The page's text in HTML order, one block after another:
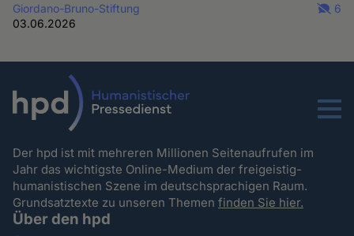
Giordano-Bruno-Stiftung
03.06.2026
6
Menu
Der hpd ist mit mehreren Millionen Seitenaufrufen im
Jahr das wichtigste Online-Medium der freigeistig-
humanistischen Szene im deutschsprachigen Raum.
Grundsatztexte zu unseren Themenfinden Sie hier.
Über den hpd